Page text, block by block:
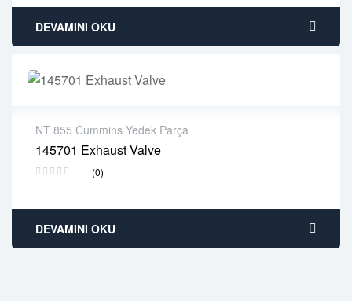
DEVAMINI OKU
NT 855 Cummins Yedek Parça
145701 Exhaust Valve
(0)
2 years warranty
Delivery time: 1-2 business days
DEVAMINI OKU